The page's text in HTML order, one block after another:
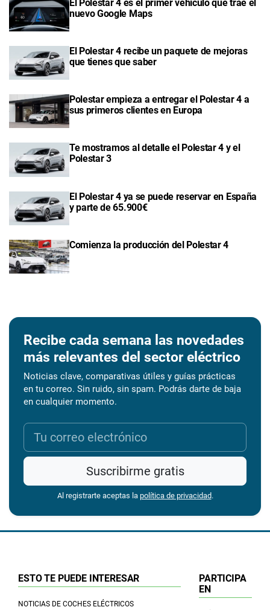
El Polestar 4 es el primer vehículo que trae el
nuevo Google Maps
El Polestar 4 recibe un paquete de mejoras
que tienes que saber
Polestar empieza a entregar el Polestar 4 a
sus primeros clientes en Europa
Te mostramos al detalle el Polestar 4 y el
Polestar 3
El Polestar 4 ya se puede reservar en España
y parte de 65.900€
Comienza la producción del Polestar 4
Recibe cada semana las novedades
más relevantes del sector eléctrico
Noticias clave, comparativas útiles y guías prácticas
en tu correo. Sin ruido, sin spam. Podrás darte de baja
en cualquier momento.
Suscribirme gratis
Al registrarte aceptas la política de privacidad.
ESTO TE PUEDE INTERESAR
NOTICIAS DE COCHES ELÉCTRICOS
PARTICIPA
EN